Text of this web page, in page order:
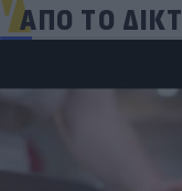
ΑΠΟ ΤΟ